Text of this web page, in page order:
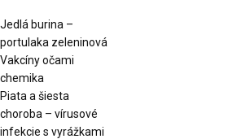
Jedlá burina –
portulaka zeleninová
Vakcíny očami
chemika
Piata a šiesta
choroba – vírusové
infekcie s vyrážkami